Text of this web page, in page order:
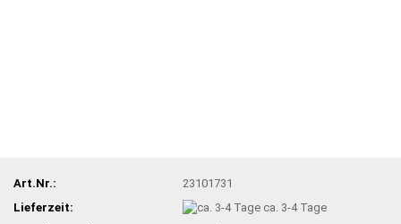
Art.Nr.:
23101731
Lieferzeit:
ca. 3-4 Tage